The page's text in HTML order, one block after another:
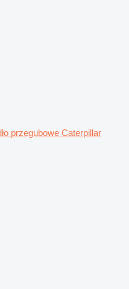
przegubowe Caterpillar